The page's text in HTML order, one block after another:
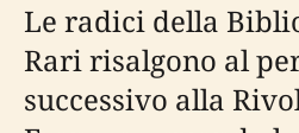
Le radici della
Rari risalgono al
successivo alla